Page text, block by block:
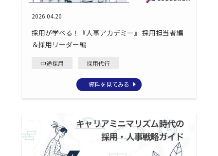
2026.04.20
採用が学べる！『人事アカデミー』 採用担当者編
＆採用リーダー編
中途採用 採用代行
資料を見てみる